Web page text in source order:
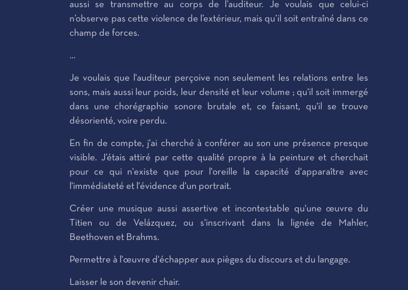
aussi se transmettre au corps de l’auditeur. Je voulais que celui-ci
n’observe pas cette violence de l’extérieur, mais qu’il soit entraîné dans ce
champ de forces.
…
Je voulais que l'auditeur perçoive non seulement les relations entre les
sons, mais aussi leur poids, leur densité et leur volume ; qu'il soit immergé
dans une chorégraphie sonore brutale et, ce faisant, qu'il se trouve
désorienté, voire perdu.
En fin de compte, j'ai cherché à conférer au son une présence presque
visible. J’étais attiré par cette qualité propre à la peinture et cherchait
pour ce qui n'existe que pour l'oreille la capacité d'apparaître avec
l'immédiateté et l'évidence d'un portrait.
Créer une musique aussi assertive et incontestable qu'une œuvre du
Titien ou de Velázquez, ou s'inscrivant dans la lignée de Mahler,
Beethoven et Brahms.
Permettre à l'œuvre d'échapper aux pièges du discours et du langage.
Laisser le son devenir chair.